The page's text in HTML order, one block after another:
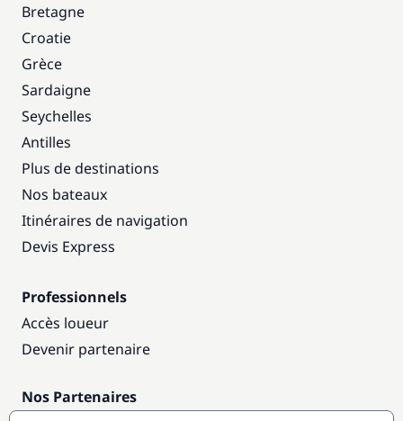
Bretagne
Croatie
Grèce
Sardaigne
Seychelles
Antilles
Plus de destinations
Nos bateaux
Itinéraires de navigation
Devis Express
Professionnels
Accès loueur
Devenir partenaire
Nos Partenaires